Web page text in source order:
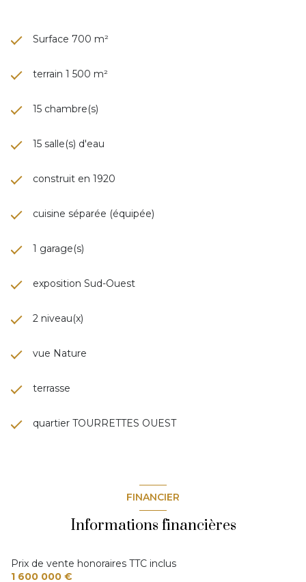
Surface 700 m²
terrain 1 500 m²
15 chambre(s)
15 salle(s) d'eau
construit en 1920
cuisine séparée (équipée)
1 garage(s)
exposition Sud-Ouest
2 niveau(x)
vue Nature
terrasse
quartier TOURRETTES OUEST
FINANCIER
Informations financières
Prix de vente honoraires TTC inclus
1 600 000 €